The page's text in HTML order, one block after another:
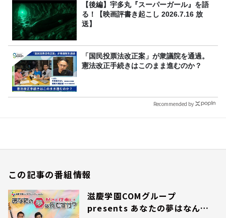
【後編】宇多丸『スーパーガール』を語
る！【映画評書き起こし 2026.7.16 放
送】
「国民投票法改正案」が衆議院を通過。
憲法改正手続きはこのまま進むのか？
Recommended by
この記事の番組情報
滋慶学園COMグループ
presents あなたの夢はなんで